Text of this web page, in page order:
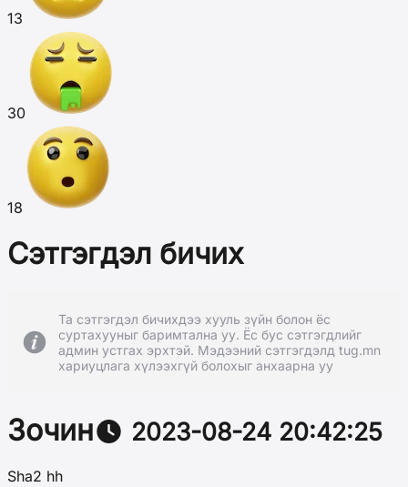
13
30
18
Сэтгэгдэл бичих
Та сэтгэгдэл бичихдээ хууль зүйн болон ёс
суртахууныг баримтална уу. Ёс бус сэтгэгдлийг
админ устгах эрхтэй. Мэдээний сэтгэгдэлд tug.mn
хариуцлага хүлээхгүй болохыг анхаарна уу
Зочин 2023-08-24 20:42:25
Sha2 hh